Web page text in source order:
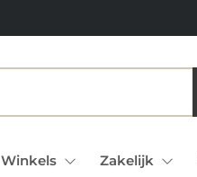
Winkels Zakelijk